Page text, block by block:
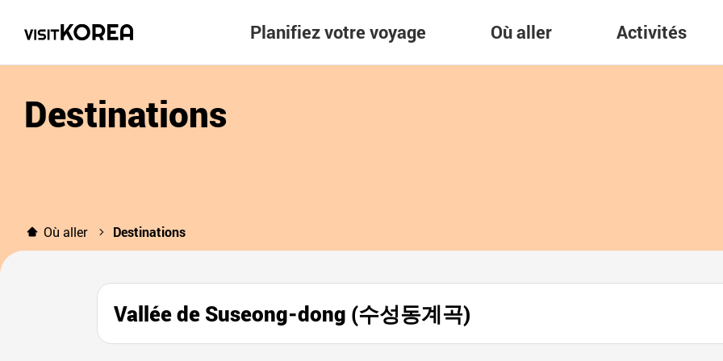
Planifiez votre voyage Où aller Activités
Destinations
Où aller Destinations
Vallée de Suseong-dong (수성동계곡)